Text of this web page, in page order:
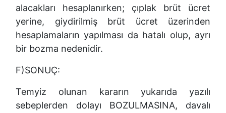
alacakları hesaplanırken; çıplak brüt ücret
yerine, giydirilmiş brüt ücret üzerinden
hesaplamaların yapılması da hatalı olup, ayrı
bir bozma nedenidir.
F)SONUÇ:
Temyiz olunan kararın yukarıda yazılı
sebeplerden dolayı BOZULMASINA, davalı